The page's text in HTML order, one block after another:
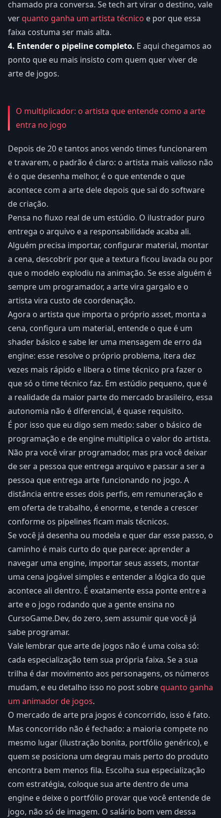
chamado pra conversa. Se tech art virar o destino, vale
verquanto ganha um artista técnico e por que essa
faixa costuma ser mais alta.
4. Entender o pipeline completo. E aqui chegamos ao
ponto que eu mais insisto com quem quer viver de
arte de jogos.
O multiplicador: o artista que entende como a arte
entra no jogo
Depois de 20 e tantos anos vendo times funcionarem
e travarem, o padrão é claro: o artista mais valioso não
é o que desenha melhor, é o que entende o que
acontece com a arte dele depois que sai do software
de criação.
Pensa no fluxo real de um estúdio. O ilustrador puro
entrega o arquivo e a responsabilidade acaba ali.
Alguém precisa importar, configurar material, montar
a cena, descobrir por que a textura ficou lavada ou por
que o modelo explodiu na animação. Se esse alguém é
sempre um programador, a arte vira gargalo e o
artista vira custo de coordenação.
Agora o artista que importa o próprio asset, monta a
cena, configura um material, entende o que é um
shader básico e sabe ler uma mensagem de erro da
engine: esse resolve o próprio problema, itera dez
vezes mais rápido e libera o time técnico pra fazer o
que só o time técnico faz. Em estúdio pequeno, que é
a realidade da maior parte do mercado brasileiro, essa
autonomia não é diferencial, é quase requisito.
É por isso que eu digo sem medo: saber o básico de
programação e de engine multiplica o valor do artista.
Não pra você virar programador, mas pra você deixar
de ser a pessoa que entrega arquivo e passar a ser a
pessoa que entrega arte funcionando no jogo. A
distância entre esses dois perfis, em remuneração e
em oferta de trabalho, é enorme, e tende a crescer
conforme os pipelines ficam mais técnicos.
Se você já desenha ou modela e quer dar esse passo, o
caminho é mais curto do que parece: aprender a
navegar uma engine, importar seus assets, montar
uma cena jogável simples e entender a lógica do que
acontece ali dentro. É exatamente essa ponte entre a
arte e o jogo rodando que a gente ensina no
CursoGame.Dev, do zero, sem assumir que você já
sabe programar.
Vale lembrar que arte de jogos não é uma coisa só:
cada especialização tem sua própria faixa. Se a sua
trilha é dar movimento aos personagens, os números
mudam, e eu detalho isso no post sobrequanto ganha
um animador de jogos.
O mercado de arte pra jogos é concorrido, isso é fato.
Mas concorrido não é fechado: a maioria compete no
mesmo lugar (ilustração bonita, portfólio genérico), e
quem se posiciona um degrau mais perto do produto
encontra bem menos fila. Escolha sua especialização
com estratégia, coloque sua arte dentro de uma
engine e deixe o portfólio provar que você entende de
jogo, não só de imagem. O salário bom vem dessa